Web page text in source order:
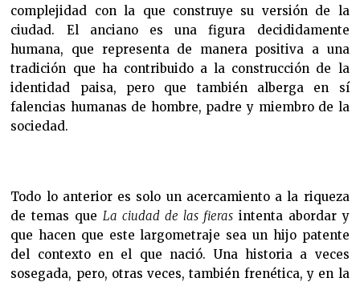
complejidad con la que construye su versión de la
ciudad. El anciano es una figura decididamente
humana, que representa de manera positiva a una
tradición que ha contribuido a la construcción de la
identidad paisa, pero que también alberga en sí
falencias humanas de hombre, padre y miembro de la
sociedad.
Todo lo anterior es solo un acercamiento a la riqueza
de temas que La ciudad de las fierasintenta abordar y
que hacen que este largometraje sea un hijo patente
del contexto en el que nació. Una historia a veces
sosegada, pero, otras veces, también frenética, y en la